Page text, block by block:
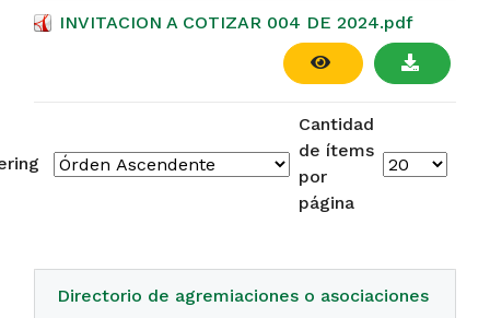
INVITACION A COTIZAR 004 DE 2024.pdf
Cantidad
de ítems
por
página
Directorio de agremiaciones o asociaciones